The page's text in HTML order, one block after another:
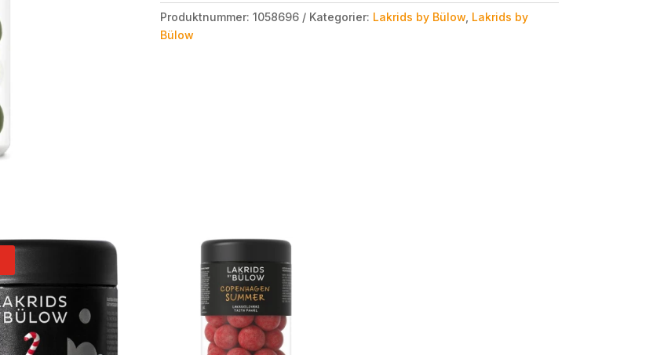
Produktnummer: 1058696 Kategorier: Lakrids by Bülow, Lakrids by
Bülow